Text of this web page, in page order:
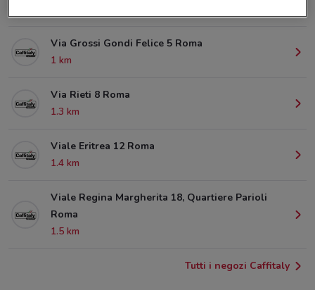
Via Grossi Gondi Felice 5 Roma
1 km
Via Rieti 8 Roma
1.3 km
Viale Eritrea 12 Roma
1.4 km
Viale Regina Margherita 18, Quartiere Parioli
Roma
1.5 km
Tutti i negozi Caffitaly